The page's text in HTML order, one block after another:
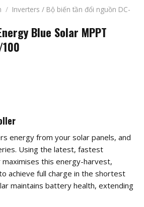
/ Inverters / Bộ biến tần đổi nguồn DC-
Blue Solar MPPT
energy from your solar panels, and
Using the latest, fastest
maximises this energy-harvest,
achieve full charge in the shortest
maintains battery health, extending